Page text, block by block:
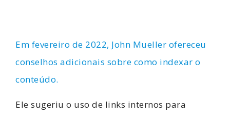
Em fevereiro de 2022, John Mueller ofereceu
conselhos adicionais sobre como indexar o
conteúdo.
Ele sugeriu o uso de links internos para